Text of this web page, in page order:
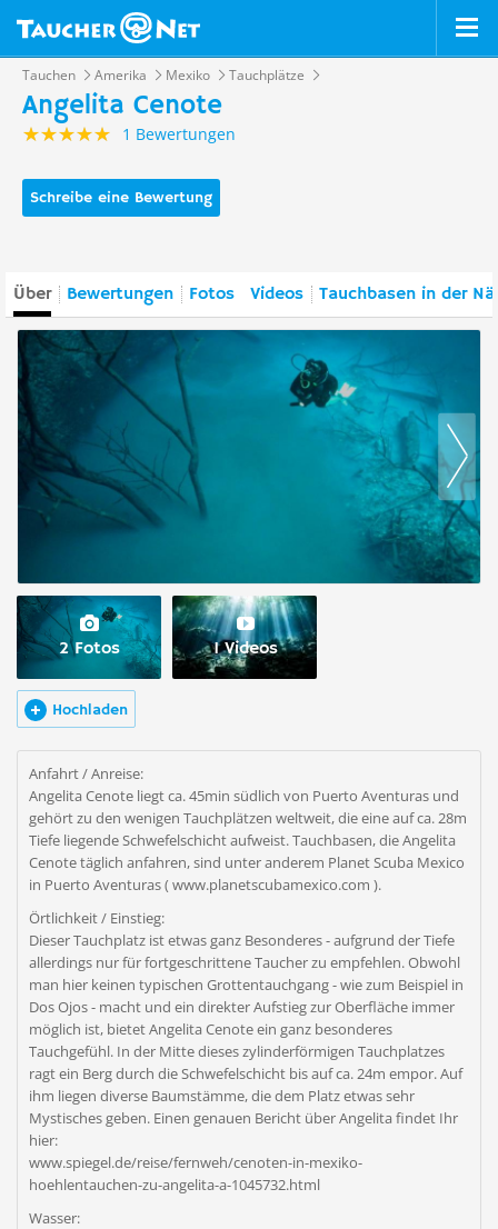
Tauchen Amerika Mexiko Tauchplätze
Angelita Cenote
1 Bewertungen
Schreibe eine Bewertung
Über Bewertungen Fotos Videos Tauchbasen in der
2 Fotos 1 Videos
Hochladen
Anfahrt / Anreise:
Angelita Cenote liegt ca. 45min südlich von Puerto Aventuras und
gehört zu den wenigen Tauchplätzen weltweit, die eine auf ca. 28m
Tiefe liegende Schwefelschicht aufweist. Tauchbasen, die Angelita
Cenote täglich anfahren, sind unter anderem Planet Scuba Mexico
in Puerto Aventuras ( www.planetscubamexico.com ).
Örtlichkeit / Einstieg:
Dieser Tauchplatz ist etwas ganz Besonderes - aufgrund der Tiefe
allerdings nur für fortgeschrittene Taucher zu empfehlen. Obwohl
man hier keinen typischen Grottentauchgang - wie zum Beispiel in
Dos Ojos - macht und ein direkter Aufstieg zur Oberfläche immer
möglich ist, bietet Angelita Cenote ein ganz besonderes
Tauchgefühl. In der Mitte dieses zylinderförmigen Tauchplatzes
ragt ein Berg durch die Schwefelschicht bis auf ca. 24m empor. Auf
ihm liegen diverse Baumstämme, die dem Platz etwas sehr
Mystisches geben. Einen genauen Bericht über Angelita findet Ihr
hier:
www.spiegel.de/reise/fernweh/cenoten-in-mexiko-
hoehlentauchen-zu-angelita-a-1045732.html
Wasser: